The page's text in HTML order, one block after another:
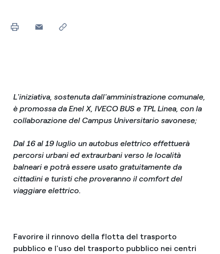
L'iniziativa, sostenuta dall'amministrazione comunale,
è promossa da Enel X, IVECO BUS e TPL Linea, con la
collaborazione del Campus Universitario savonese;
Dal 16 al 19 luglio un autobus elettrico effettuerà
percorsi urbani ed extraurbani verso le località
balneari e potrà essere usato gratuitamente da
cittadini e turisti che proveranno il comfort del
viaggiare elettrico.
Favorire il rinnovo della flotta del trasporto
pubblico e l'uso del trasporto pubblico nei centri